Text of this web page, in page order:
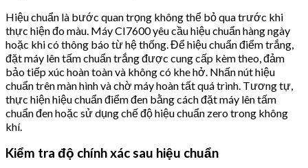
Hiệu chuẩn là bước quan trọng không thể bỏ qua trước khi
thực hiện đo màu. Máy CI7600 yêu cầu hiệu chuẩn hàng ngày
hoặc khi có thông báo từ hệ thống. Để hiệu chuẩn điểm trắng,
đặt máy lên tấm chuẩn trắng được cung cấp kèm theo, đảm
bảo tiếp xúc hoàn toàn và không có khe hở. Nhấn nút hiệu
chuẩn trên màn hình và chờ máy hoàn tất quá trình. Tương tự,
thực hiện hiệu chuẩn điểm đen bằng cách đặt máy lên tấm
chuẩn đen hoặc sử dụng chế độ hiệu chuẩn zero trong không
khí.
Kiểm tra độ chính xác sau hiệu chuẩn